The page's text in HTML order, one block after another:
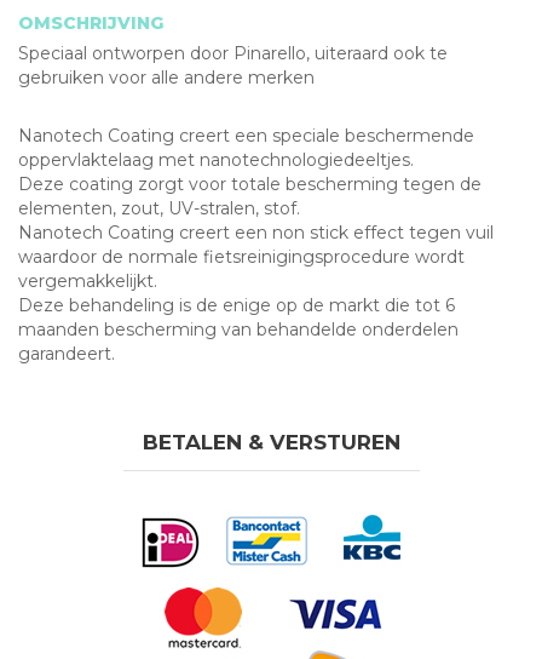
OMSCHRIJVING
Speciaal ontworpen door Pinarello, uiteraard ook te
gebruiken voor alle andere merken
Nanotech Coating creert een speciale beschermende
oppervlaktelaag met nanotechnologiedeeltjes.
Deze coating zorgt voor totale bescherming tegen de
elementen, zout, UV-stralen, stof.
Nanotech Coating creert een non stick effect tegen vuil
waardoor de normale fietsreinigingsprocedure wordt
vergemakkelijkt.
Deze behandeling is de enige op de markt die tot 6
maanden bescherming van behandelde onderdelen
garandeert.
BETALEN & VERSTUREN